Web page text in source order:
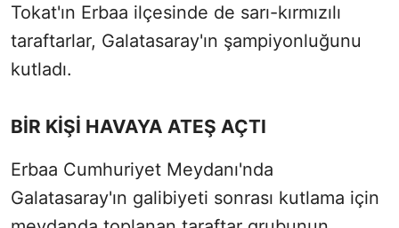
Tokat'ın Erbaa ilçesinde de sarı-kırmızılı
taraftarlar, Galatasaray'ın şampiyonluğunu
kutladı.
BİR KİŞİ HAVAYA ATEŞ AÇTI
Erbaa Cumhuriyet Meydanı'nda
Galatasaray'ın galibiyeti sonrası kutlama için